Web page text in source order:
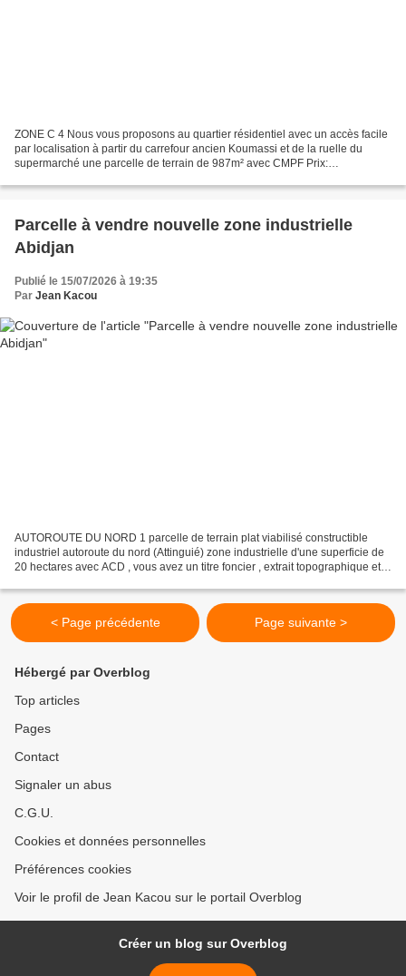
ZONE C 4 Nous vous proposons au quartier résidentiel avec un accès facile
par localisation à partir du carrefour ancien Koumassi et de la ruelle du
supermarché une parcelle de terrain de 987m² avec CMPF Prix:
Parcelle à vendre nouvelle zone industrielle
Abidjan
Publié le 15/07/2026 à 19:35
Par Jean Kacou
AUTOROUTE DU NORD 1 parcelle de terrain plat viabilisé constructible
industriel autoroute du nord (Attinguié) zone industrielle d'une superficie de
20 hectares avec ACD , vous avez un titre foncier , extrait topographique et
< Page précédente Page suivante >
Hébergé par Overblog
Top articles
Pages
Contact
Signaler un abus
C.G.U.
Cookies et données personnelles
Préférences cookies
Voir le profil de Jean Kacou sur le portail Overblog
Créer un blog sur Overblog